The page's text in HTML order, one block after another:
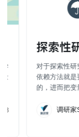
学
量
对于探索性
依赖方法就是
的，进而把变
化方法。调研家